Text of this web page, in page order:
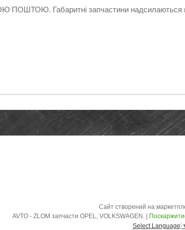
ПОШТОЮ. Габаритні запчастини надсилаються
Сайт створений на
Select Language